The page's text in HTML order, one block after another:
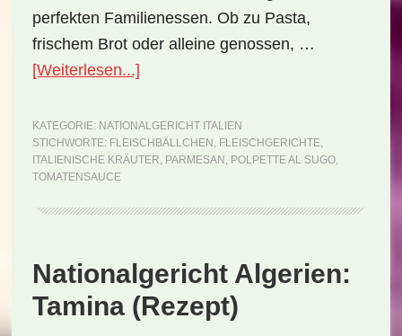
perfekten Familienessen. Ob zu Pasta,
frischem Brot oder alleine genossen, …
[Weiterlesen...]ÜberNationalgericht
Polpette
al
KATEGORIE: NATIONALGERICHT ITALIEN
STICHWORTE: FLEISCHBÄLLCHEN , FLEISCHGERICHTE,
ITALIENISCHE KRÄUTER, PARMESAN , POLPETTE AL SUGO,
TOMATENSAUCE
Nationalgericht Algerien:
Tamina (Rezept)